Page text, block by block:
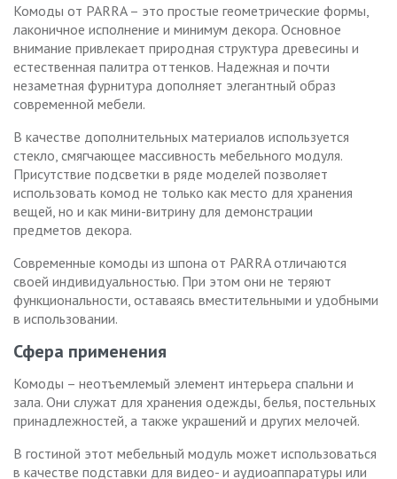
Комоды от PARRA – это простые геометрические формы,
лаконичное исполнение и минимум декора. Основное
внимание привлекает природная структура древесины и
естественная палитра оттенков. Надежная и почти
незаметная фурнитура дополняет элегантный образ
современной мебели.
В качестве дополнительных материалов используется
стекло, смягчающее массивность мебельного модуля.
Присутствие подсветки в ряде моделей позволяет
использовать комод не только как место для хранения
вещей, но и как мини-витрину для демонстрации
предметов декора.
Современные комоды из шпона от PARRA отличаются
своей индивидуальностью. При этом они не теряют
функциональности, оставаясь вместительными и удобными
в использовании.
Сфера применения
Комоды – неотъемлемый элемент интерьера спальни и
зала. Они служат для хранения одежды, белья, постельных
принадлежностей, а также украшений и других мелочей.
В гостиной этот мебельный модуль может использоваться
в качестве подставки для видео- и аудиоаппаратуры или